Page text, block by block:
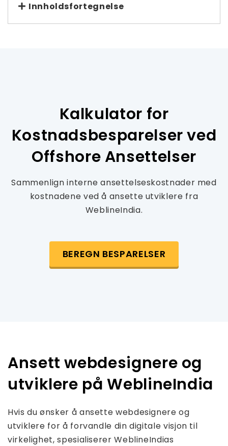
Innholdsfortegnelse
Kalkulator for
Kostnadsbesparelser ved
Offshore Ansettelser
Sammenlign interne ansettelseskostnader med
kostnadene ved å ansette utviklere fra
WeblineIndia.
BEREGN BESPARELSER
Ansett webdesignere og
utviklere på WeblineIndia
Hvis du ønsker å ansette webdesignere og
utviklere for å forvandle din digitale visjon til
virkelighet, spesialiserer WeblineIndias